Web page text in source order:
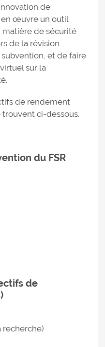
de
œuvre un outil
matière de sécurité
de la révision
et de faire
sur la
de rendement
trouvent ci-dessous.
du FSR
de
recherche)